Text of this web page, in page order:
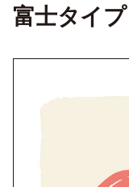
富士タイプ